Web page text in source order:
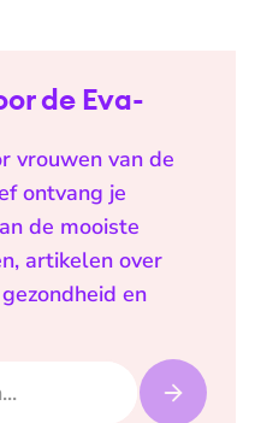
de Eva-
vrouwen van de
ontvang je
de mooiste
artikelen over
en